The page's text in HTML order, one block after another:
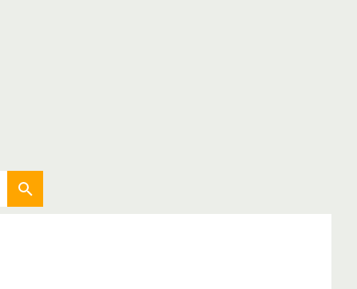
Aktuellen Standort verwenden